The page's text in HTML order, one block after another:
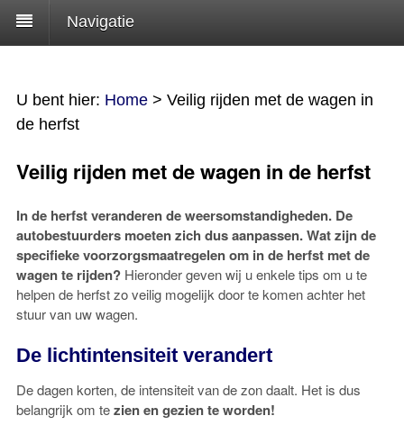
Navigatie
U bent hier: Home > Veilig rijden met de wagen in
de herfst
Veilig rijden met de wagen in de herfst
In de herfst veranderen de weersomstandigheden. De
autobestuurders moeten zich dus aanpassen. Wat zijn de
specifieke voorzorgsmaatregelen om in de herfst met de
wagen te rijden? Hieronder geven wij u enkele tips om u te
helpen de herfst zo veilig mogelijk door te komen achter het
stuur van uw wagen.
De lichtintensiteit verandert
De dagen korten, de intensiteit van de zon daalt. Het is dus
belangrijk om tezien en gezienteworden!